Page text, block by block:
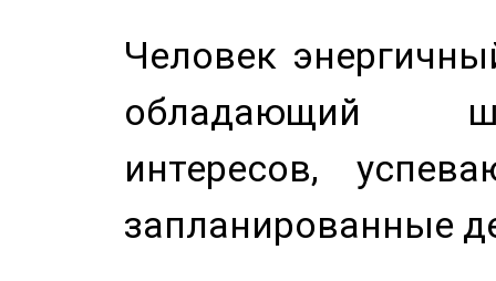
Человек
обладающий
интересов,
запланированные